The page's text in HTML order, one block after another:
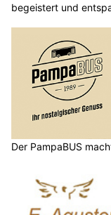
begeistert und
Der PampaBUS